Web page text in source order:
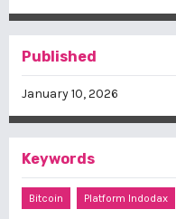
Published
January 10, 2026
Keywords
Bitcoin Platform Indodax